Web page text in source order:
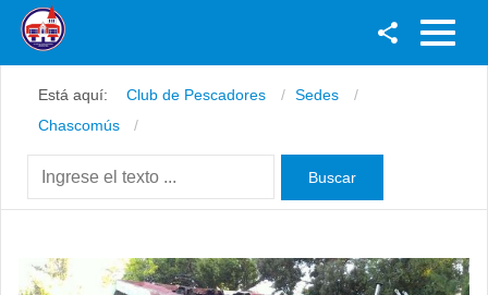
Youtube
Instagram
Está aquí: Club de Pescadores
Sedes
Chascomús